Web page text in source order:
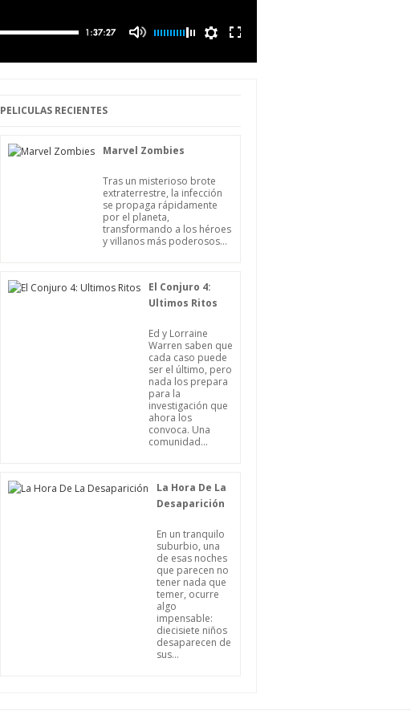
PELICULAS RECIENTES
Marvel Zombies
Tras un misterioso brote
extraterrestre, la infección
se propaga rápidamente
por el planeta,
transformando a los héroes
y villanos más poderosos...
El Conjuro 4:
Ultimos Ritos
Ed y Lorraine
Warren saben que
cada caso puede
ser el último, pero
nada los prepara
para la
investigación que
ahora los
convoca. Una
comunidad...
La Hora De La
Desaparición
En un tranquilo
suburbio, una
de esas noches
que parecen no
tener nada que
temer, ocurre
algo
impensable:
diecisiete niños
desaparecen de
sus...